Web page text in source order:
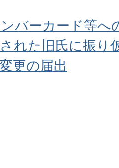
バーカード等へ
れた旧氏に振り
更の届出